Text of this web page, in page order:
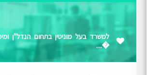
למשרד בעל מוניטין בתחום הנדל"ן
�...